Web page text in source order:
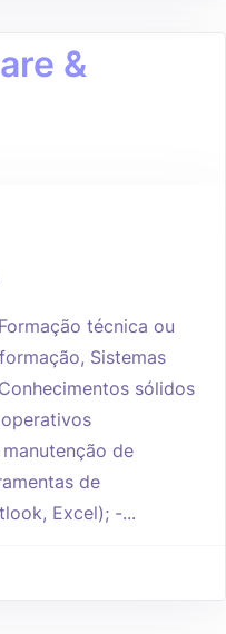
&
técnica ou
Sistemas
sólidos
de
de
Excel); -...